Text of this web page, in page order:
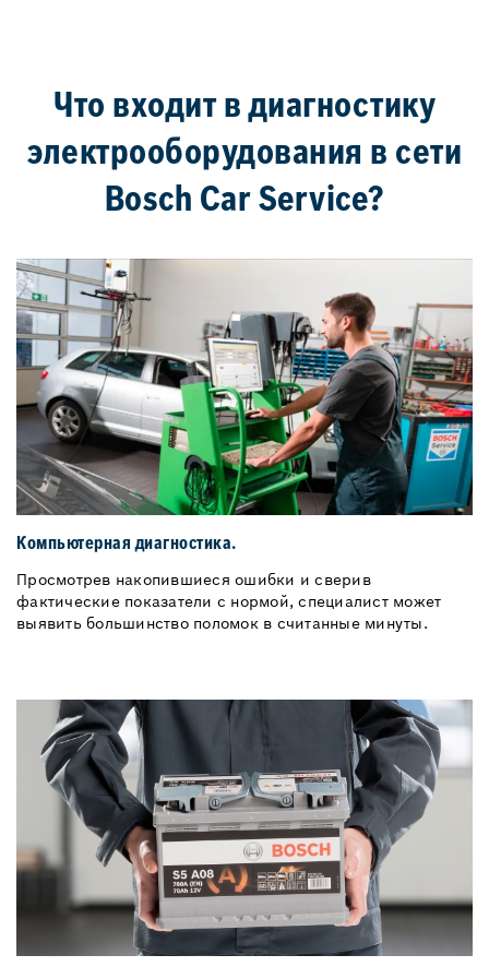
Что входит в диагностику
электрооборудования в сети
Bosch Car Service?
Компьютерная диагностика.
Просмотрев накопившиеся ошибки и сверив
фактические показатели с нормой, специалист может
выявить большинство поломок в считанные минуты.